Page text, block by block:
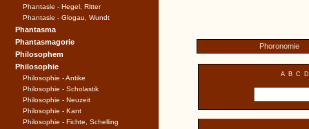
Phoronomie
A B C D
Phantasie - Hegel, Ritter
Phantasie - Glogau, Wundt
Phantasma
Phantasmagorie
Philosophem
Philosophie
Philosophie - Antike
Philosophie - Scholastik
Philosophie - Neuzeit
Philosophie - Kant
Philosophie - Fichte, Schelling